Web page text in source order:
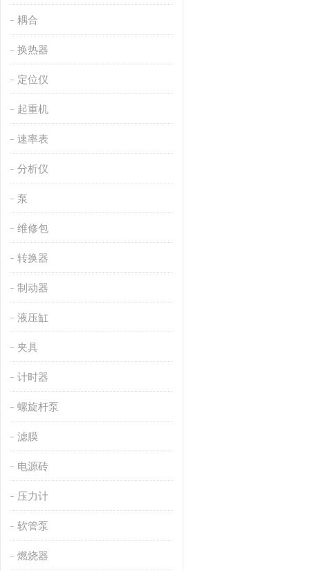
耦合
换热器
定位仪
起重机
速率表
分析仪
泵
维修包
转换器
制动器
液压缸
夹具
计时器
螺旋杆泵
滤膜
电源砖
压力计
软管泵
燃烧器